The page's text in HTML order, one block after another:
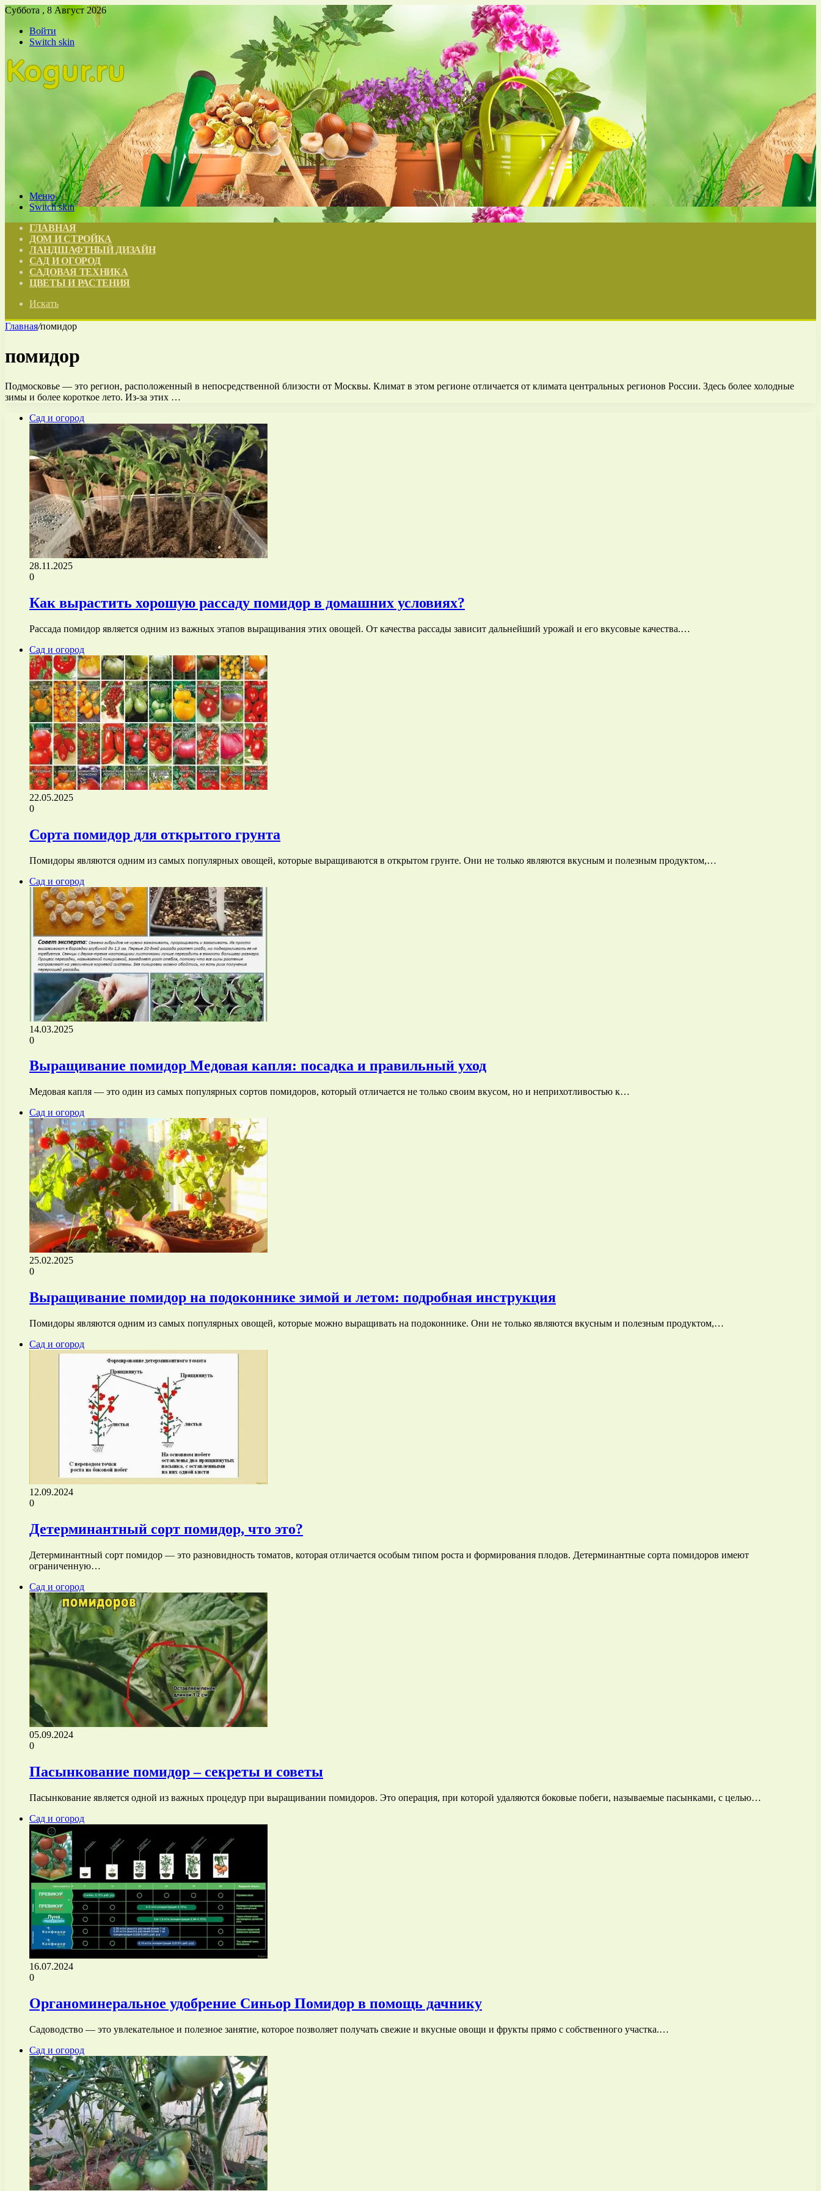
Суббота , 8 Август 2026
Войти
Switch skin
Меню
Switch skin
ГЛАВНАЯ
ДОМ И СТРОЙКА
ЛАНДШАФТНЫЙ ДИЗАЙН
САД И ОГОРОД
САДОВАЯ ТЕХНИКА
ЦВЕТЫ И РАСТЕНИЯ
Искать
Главная/помидор
помидор
Подмосковье — это регион, расположенный в непосредственной близости от Москвы. Климат в этом регионе отличается от климата центральных регионов России. Здесь более холодные
зимы и более короткое лето. Из-за этих …
Сад и огород
28.11.2025
0
Как вырастить хорошую рассаду помидор в домашних условиях?
Рассада помидор является одним из важных этапов выращивания этих овощей. От качества рассады зависит дальнейший урожай и его вкусовые качества.…
Сад и огород
22.05.2025
0
Сорта помидор для открытого грунта
Помидоры являются одним из самых популярных овощей, которые выращиваются в открытом грунте. Они не только являются вкусным и полезным продуктом,…
Сад и огород
14.03.2025
0
Выращивание помидор Медовая капля: посадка и правильный уход
Медовая капля — это один из самых популярных сортов помидоров, который отличается не только своим вкусом, но и неприхотливостью к…
Сад и огород
25.02.2025
0
Выращивание помидор на подоконнике зимой и летом: подробная инструкция
Помидоры являются одним из самых популярных овощей, которые можно выращивать на подоконнике. Они не только являются вкусным и полезным продуктом,…
Сад и огород
12.09.2024
0
Детерминантный сорт помидор, что это?
Детерминантный сорт помидор — это разновидность томатов, которая отличается особым типом роста и формирования плодов. Детерминантные сорта помидоров имеют
ограниченную…
Сад и огород
05.09.2024
0
Пасынкование помидор – секреты и советы
Пасынкование является одной из важных процедур при выращивании помидоров. Это операция, при которой удаляются боковые побеги, называемые пасынками, с целью…
Сад и огород
16.07.2024
0
Органоминеральное удобрение Синьор Помидор в помощь дачнику
Садоводство — это увлекательное и полезное занятие, которое позволяет получать свежие и вкусные овощи и фрукты прямо с собственного участка.…
Сад и огород